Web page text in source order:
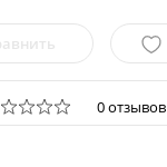
0 отзывов